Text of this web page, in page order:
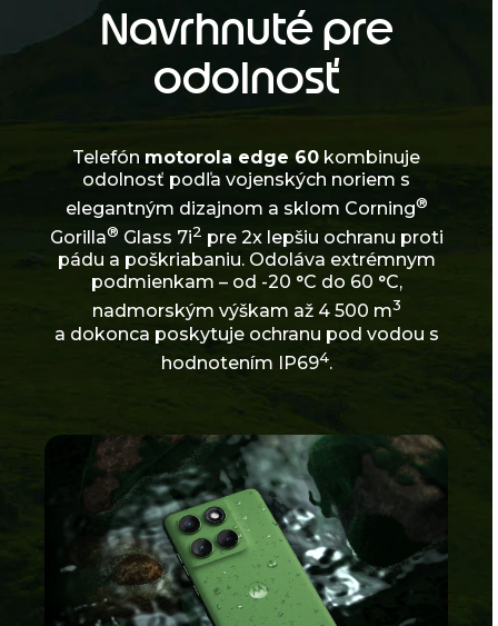
Navrhnuté pre
odolnosť
Telefón motorola edge 60 kombinuje
odolnosť podľa vojenských noriem s
elegantným dizajnom a sklom Corning®
Gorilla® Glass 7i2 pre 2x lepšiu ochranu proti
pádu a poškriabaniu. Odoláva extrémnym
podmienkam – od -20 °C do 60 °C,
nadmorským výškam až 4 500 m3
a dokonca poskytuje ochranu pod vodou s
hodnotením IP694.